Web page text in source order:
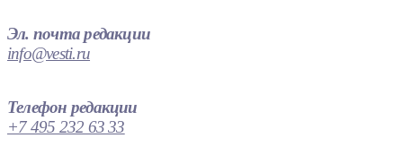
Эл. почта редакции
info@vesti.ru
Телефон редакции
+7 495 232 63 33